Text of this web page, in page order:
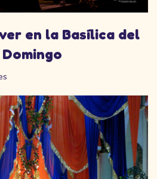
en la Basílica del